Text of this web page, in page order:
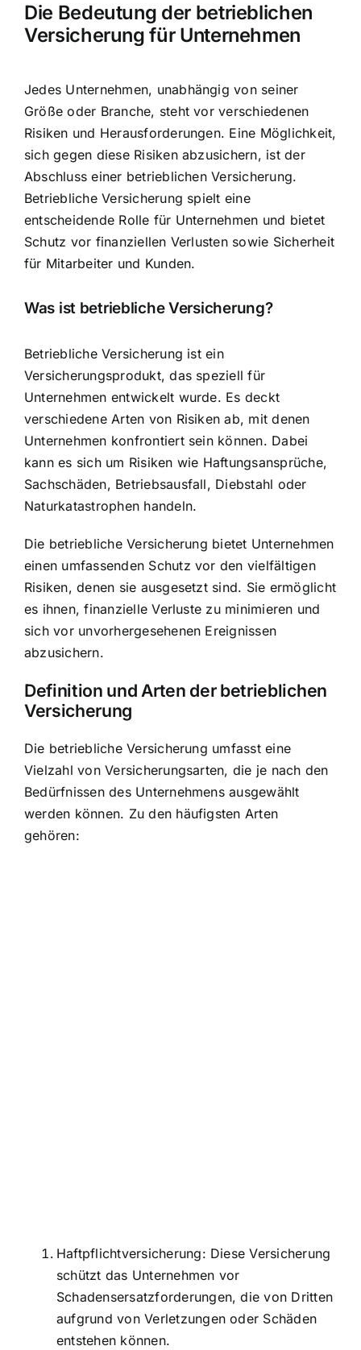
Weitere Tarifvergleiche
Die Bedeutung der betrieblichen
Versicherung für Unternehmen
Jedes Unternehmen, unabhängig von seiner
Größe oder Branche, steht vor verschiedenen
Risiken und Herausforderungen. Eine Möglichkeit,
sich gegen diese Risiken abzusichern, ist der
Abschluss einer betrieblichen Versicherung.
Betriebliche Versicherung spielt eine
entscheidende Rolle für Unternehmen und bietet
Schutz vor finanziellen Verlustensowie Sicherheit
für Mitarbeiter und Kunden.
Was ist betriebliche Versicherung?
Betriebliche Versicherung ist ein
Versicherungsprodukt, das speziell für
Unternehmen entwickelt wurde. Es deckt
verschiedene Arten von Risiken ab, mit denen
Unternehmen konfrontiert sein können. Dabei
kann es sich um Risiken wie Haftungsansprüche,
Sachschäden, Betriebsausfall, Diebstahl oder
Naturkatastrophen handeln.
Die betriebliche Versicherung bietet Unternehmen
einen umfassenden Schutz vor den vielfältigen
Risiken, denen sie ausgesetzt sind. Sie ermöglicht
es ihnen, finanzielle Verluste zu minimieren und
sich vor unvorhergesehenen Ereignissen
abzusichern.
Definition und Arten der betrieblichen
Versicherung
Die betriebliche Versicherung umfasst eine
Vielzahl von Versicherungsarten, die je nach den
Bedürfnissen des Unternehmens ausgewählt
werden können. Zu den häufigsten Arten
gehören:
Haftpflichtversicherung: Diese Versicherung
schützt das Unternehmen vor
Schadensersatzforderungen, die von Dritten
aufgrund von Verletzungen oder Schäden
entstehen können.